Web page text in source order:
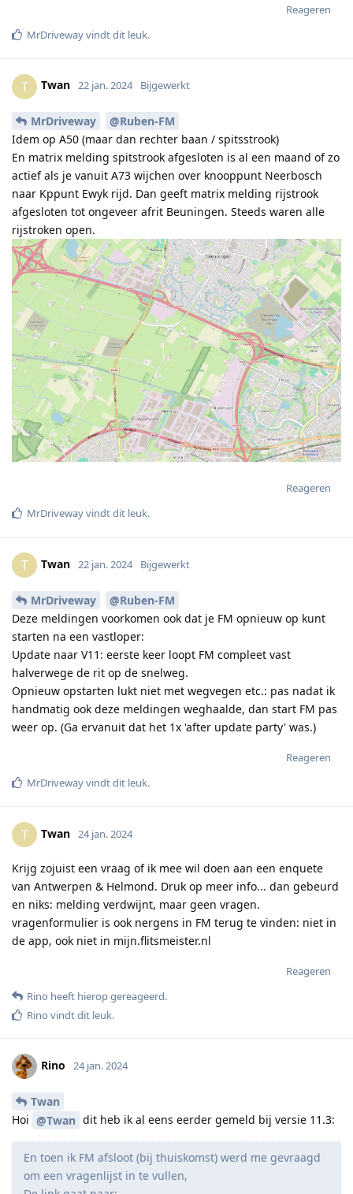
Reageren
MrDrivewayvindt dit leuk.
T Twan 22 jan. 2024 Bijgewerkt
MrDriveway
@Ruben-FM
Idem op A50 (maar dan rechter baan / spitsstrook)
En matrix melding spitstrook afgesloten is al een maand of zo
actief als je vanuit A73 wijchen over knooppunt Neerbosch
naar Kppunt Ewyk rijd. Dan geeft matrix melding rijstrook
afgesloten tot ongeveer afrit Beuningen. Steeds waren alle
rijstroken open.
Reageren
MrDrivewayvindt dit leuk.
T Twan 22 jan. 2024 Bijgewerkt
MrDriveway
@Ruben-FM
Deze meldingen voorkomen ook dat je FM opnieuw op kunt
starten na een vastloper:
Update naar V11: eerste keer loopt FM compleet vast
halverwege de rit op de snelweg.
Opnieuw opstarten lukt niet met wegvegen etc.: pas nadat ik
handmatig ook deze meldingen weghaalde, dan start FM pas
weer op. (Ga ervanuit dat het 1x 'after update party' was.)
Reageren
MrDrivewayvindt dit leuk.
T Twan 24 jan. 2024
Krijg zojuist een vraag of ik mee wil doen aan een enquete
van Antwerpen & Helmond. Druk op meer info... dan gebeurd
en niks: melding verdwijnt, maar geen vragen.
vragenformulier is ook nergens in FM terug te vinden: niet in
de app, ook niet in mijn.flitsmeister.nl
Reageren
Rino heeft hierop gereageerd.
Rino vindt dit leuk.
Rino 24 jan. 2024
Twan
Hoi @Twan dit heb ik al eens eerder gemeld bij versie 11.3:
En toen ik FM afsloot (bij thuiskomst) werd me gevraagd
om een vragenlijst in te vullen,